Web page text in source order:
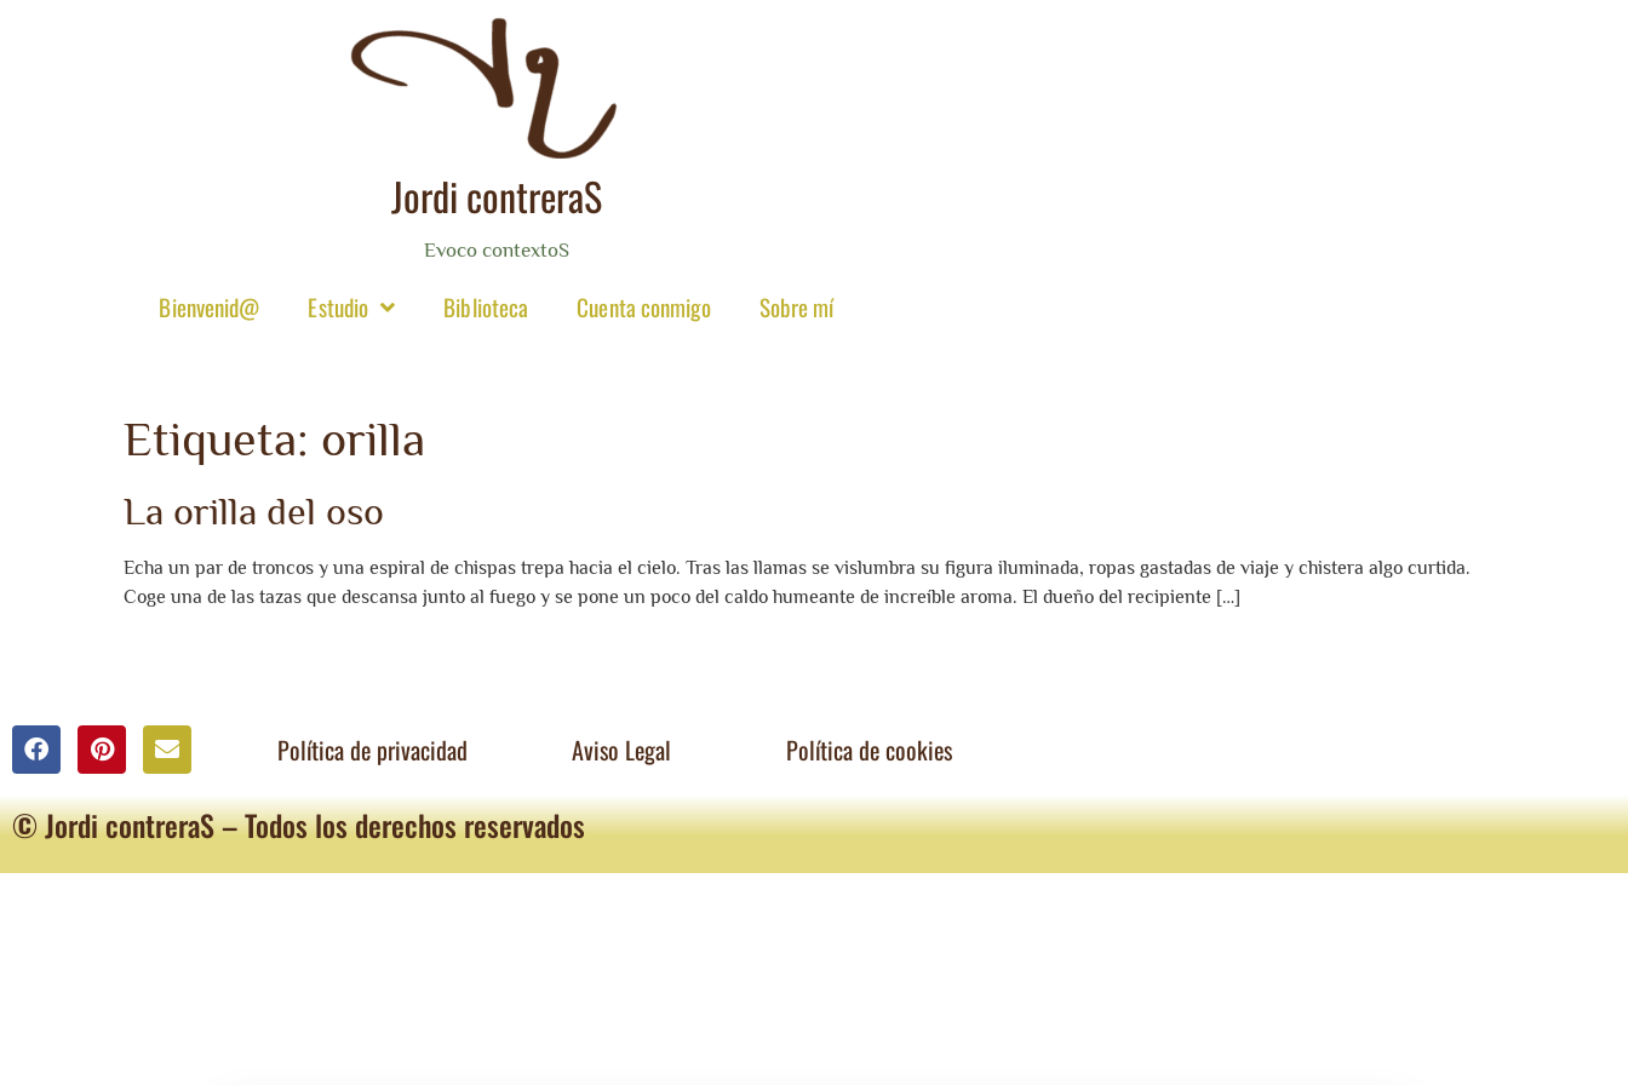
Jordi contreraS
Evoco contextoS
Bienvenid@ Estudio Biblioteca Cuenta conmigo Sobre mí
Etiqueta: orilla
La orilla del oso
Echa un par de troncos y una espiral de chispas trepa hacia el cielo. Tras las llamas se vislumbra su figura iluminada, ropas gastadas de viaje y chistera algo curtida.
Coge una de las tazas que descansa junto al fuego y se pone un poco del caldo humeante de increíble aroma. El dueño del recipiente […]
Política de privacidad Aviso Legal Política de cookies
© Jordi contreraS – Todos los derechos reservados